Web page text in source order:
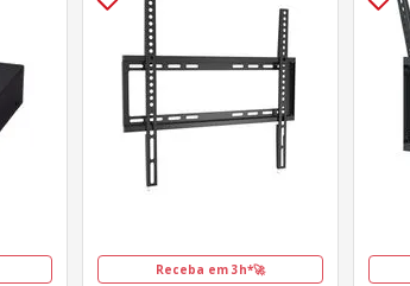
Receba em 3h*🚀